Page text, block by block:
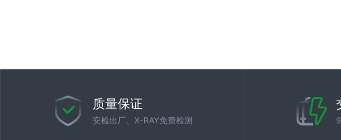
质量保证
安检出厂、X-RAY免费检测